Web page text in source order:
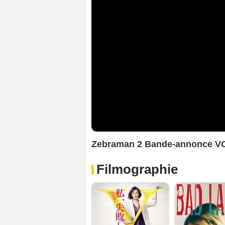
Zebraman 2 Bande-annonce
Filmographie